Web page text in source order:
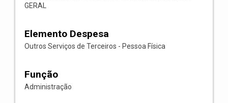
GERAL
Elemento Despesa
Outros Serviços de Terceiros - Pessoa Física
Função
Administração